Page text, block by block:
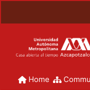
Home